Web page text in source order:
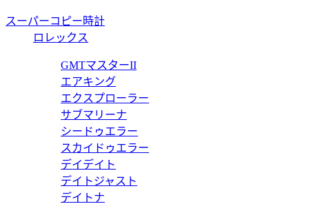
ェブ〕ウィメンズ スニーカー 853355 AAFTV 6279
ウィメンズ スニーカー 854210 FAD5T 9581
スーパーコピー時計
ロレックス
GMTマスターII
エアキング
エクスプローラー
サブマリーナ
シードゥエラー
スカイドゥエラー
デイデイト
デイトジャスト
デイトナ